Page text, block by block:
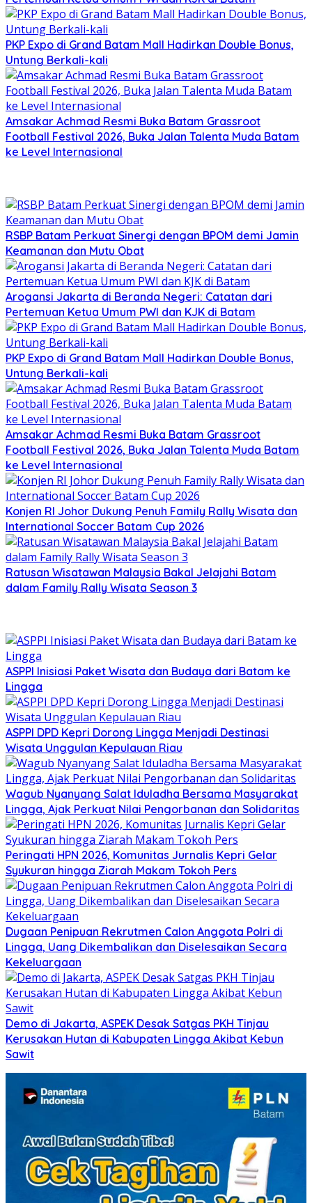
PKP Expo di Grand Batam Mall Hadirkan Double Bonus,
Untung Berkali-kali
Amsakar Achmad Resmi Buka Batam Grassroot
Football Festival 2026, Buka Jalan Talenta Muda Batam
ke Level Internasional
RSBP Batam Perkuat Sinergi dengan BPOM demi Jamin
Keamanan dan Mutu Obat
Arogansi Jakarta di Beranda Negeri: Catatan dari
Pertemuan Ketua Umum PWI dan KJK di Batam
PKP Expo di Grand Batam Mall Hadirkan Double Bonus,
Untung Berkali-kali
Amsakar Achmad Resmi Buka Batam Grassroot
Football Festival 2026, Buka Jalan Talenta Muda Batam
ke Level Internasional
Konjen RI Johor Dukung Penuh Family Rally Wisata dan
International Soccer Batam Cup 2026
Ratusan Wisatawan Malaysia Bakal Jelajahi Batam
dalam Family Rally Wisata Season 3
ASPPI Inisiasi Paket Wisata dan Budaya dari Batam ke
Lingga
ASPPI DPD Kepri Dorong Lingga Menjadi Destinasi
Wisata Unggulan Kepulauan Riau
Wagub Nyanyang Salat Iduladha Bersama Masyarakat
Lingga, Ajak Perkuat Nilai Pengorbanan dan Solidaritas
Peringati HPN 2026, Komunitas Jurnalis Kepri Gelar
Syukuran hingga Ziarah Makam Tokoh Pers
Dugaan Penipuan Rekrutmen Calon Anggota Polri di
Lingga, Uang Dikembalikan dan Diselesaikan Secara
Kekeluargaan
Demo di Jakarta, ASPEK Desak Satgas PKH Tinjau
Kerusakan Hutan di Kabupaten Lingga Akibat Kebun
Sawit